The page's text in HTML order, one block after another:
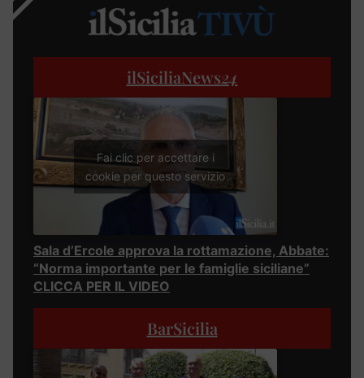
ilSiciliaNews24
Fai clic per accettare i
cookie per questo servizio
Sala d’Ercole approva la rottamazione, Abbate:
“Norma importante per le famiglie siciliane”
CLICCA PER IL VIDEO
BarSicilia